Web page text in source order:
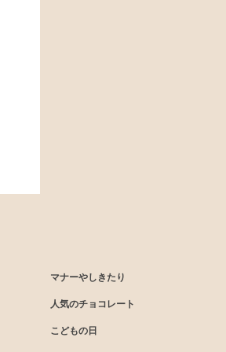
マナーやしきたり
人気のチョコレート
こどもの日